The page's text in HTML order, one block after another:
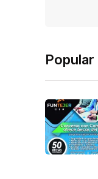
Popular